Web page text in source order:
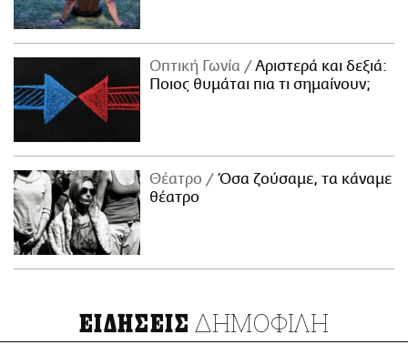
Οπτική Γωνία
Αριστερά και δεξιά:
Ποιος θυμάται πια τι σημαίνουν;
Θέατρο
Όσα ζούσαμε, τα κάναμε
θέατρο
ΕΙΔΗΣΕΙΣ ΔΗΜΟΦΙΛΗ